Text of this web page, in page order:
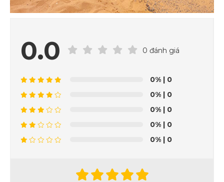
0.0 0 đánh giá
0% | 0
0% | 0
0% | 0
0% | 0
0% | 0